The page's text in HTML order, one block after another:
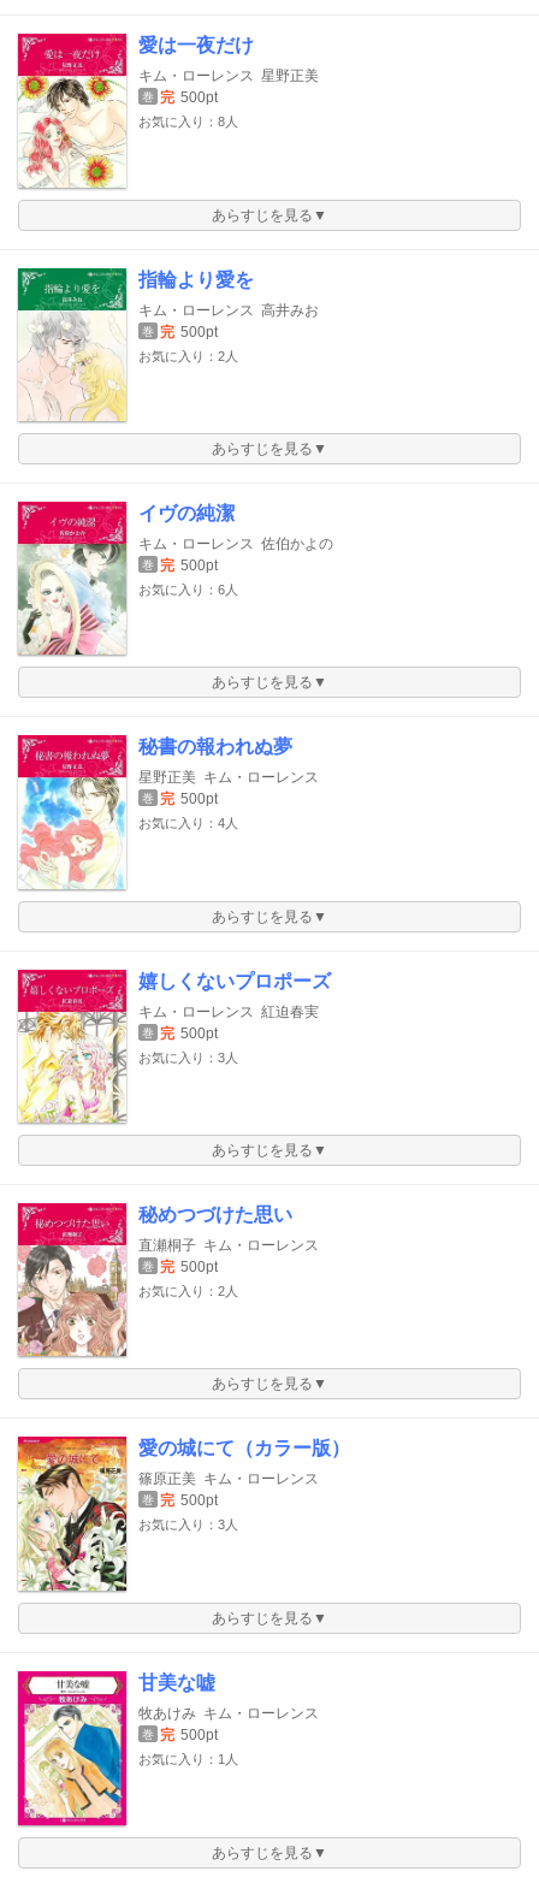
愛は一夜だけ
キム・ローレンス 星野正美
巻 完 500pt
お気に入り：8人
あらすじを見る▼
指輪より愛を
キム・ローレンス 高井みお
巻 完 500pt
お気に入り：2人
あらすじを見る▼
イヴの純潔
キム・ローレンス 佐伯かよの
巻 完 500pt
お気に入り：6人
あらすじを見る▼
秘書の報われぬ夢
星野正美 キム・ローレンス
巻 完 500pt
お気に入り：4人
あらすじを見る▼
嬉しくないプロポーズ
キム・ローレンス 紅迫春実
巻 完 500pt
お気に入り：3人
あらすじを見る▼
秘めつづけた思い
直瀬桐子 キム・ローレンス
巻 完 500pt
お気に入り：2人
あらすじを見る▼
愛の城にて（カラー版）
篠原正美 キム・ローレンス
巻 完 500pt
お気に入り：3人
あらすじを見る▼
甘美な嘘
牧あけみ キム・ローレンス
巻 完 500pt
お気に入り：1人
あらすじを見る▼